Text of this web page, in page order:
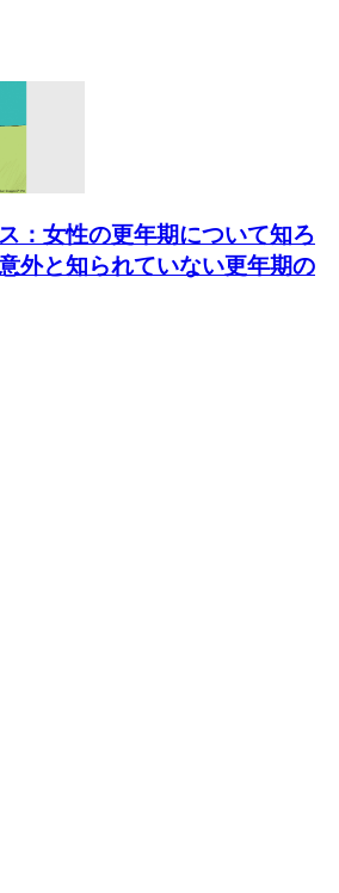
：女性の更年期について知ろ
外と知られていない更年期の